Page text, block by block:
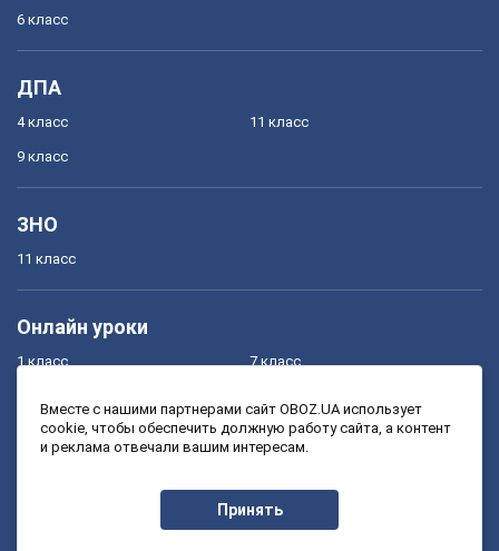
6 класс
ДПА
4 класс
9 класс
11 класс
ЗНО
11 класс
Онлайн уроки
1 класс
3 класс
7 класс
9 класс
Вместе с нашими партнерами сайт OBOZ.UA использует
cookie, чтобы обеспечить должную работу сайта, а контент
и реклама отвечали вашим интересам.
Принять